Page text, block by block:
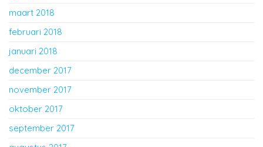
maart 2018
februari 2018
januari 2018
december 2017
november 2017
oktober 2017
september 2017